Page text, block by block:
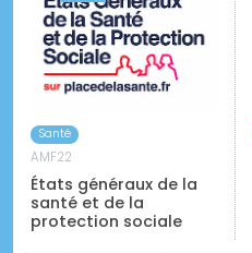
Santé
AMF22
États généraux de la
santé et de la
protection sociale